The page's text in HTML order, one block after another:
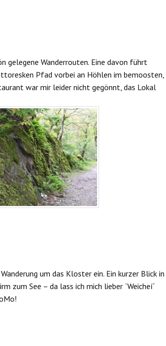
gelegene Wanderrouten. Eine davon führt
Pfad vorbei an Höhlen im bemoosten,
war mir leider nicht gegönnt, das Lokal
um das Kloster ein. Ein kurzer Blick in
zum See – da lass ich mich lieber ˋWeicheí´